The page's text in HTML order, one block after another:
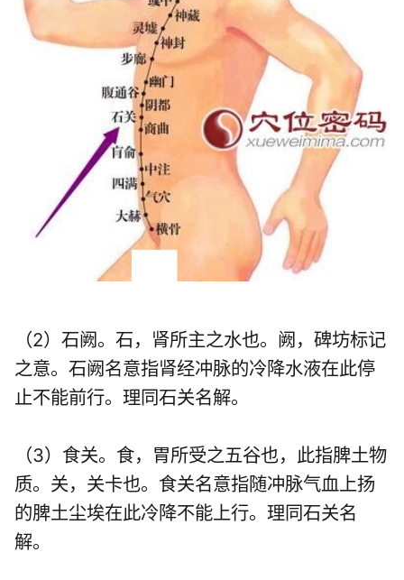
（2）石阙。石，肾所主之水也。阙，碑坊标记
之意。石阙名意指肾经冲脉的冷降水液在此停
止不能前行。理同石关名解。
（3）食关。食，胃所受之五谷也，此指脾土物
质。关，关卡也。食关名意指随冲脉气血上扬
的脾土尘埃在此冷降不能上行。理同石关名
解。